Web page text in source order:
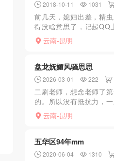
2018-10-11 1031
前几天，媳妇出差，精
得没啥意思了，记起QQ
过，该Q妹是在SIS上看
QQ联系，妹妹在昆明，
云南-昆明
盘龙妩媚风骚思思
2026-03-01 222
二刷老师，想念老师了
的。所以没有抵抗力，
老师还是那么乖巧，给
换好，小聊了会，清洗
云南-昆明
五华区94年mm
2020-06-04 1310